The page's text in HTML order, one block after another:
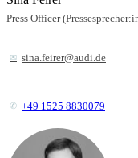
Press Officer
sina.feirer@audi.de
+49 1525 8830079